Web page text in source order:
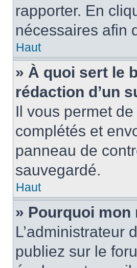
rapporter. En
nécessaires afin
Haut
» À quoi sert le
rédaction d’un
Il vous permet
complétés et
panneau de
sauvegardé.
Haut
» Pourquoi mon
L’administrateur
publiez sur le